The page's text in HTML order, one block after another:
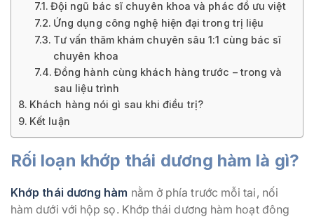
Đội ngũ bác sĩ chuyên khoa và phác đồ ưu việt
Ứng dụng công nghệ hiện đại trong trị liệu
Tư vấn thăm khám chuyên sâu 1:1 cùng bác sĩ
chuyên khoa
Đồng hành cùng khách hàng trước – trong và
sau liệu trình
Khách hàng nói gì sau khi điều trị?
Kết luận
Rối loạn khớp thái dương hàm là gì?
Khớp thái dương hàm nằm ở phía trước mỗi tai, nối
hàm dưới với hộp sọ. Khớp thái dương hàm hoạt đông